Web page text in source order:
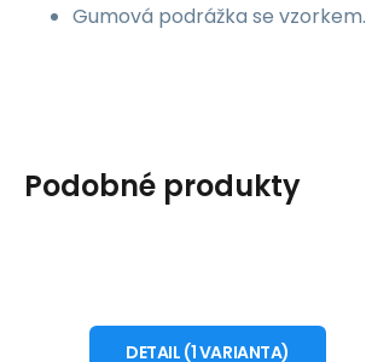
Gumová podrážka se vzorkem.
Podobné produkty
Žabky Quiksilver
Coastal Oasis
od1 339Kč
EU 39
DETAIL (1VARIANTA)
Žabky Quiksilver Coastal